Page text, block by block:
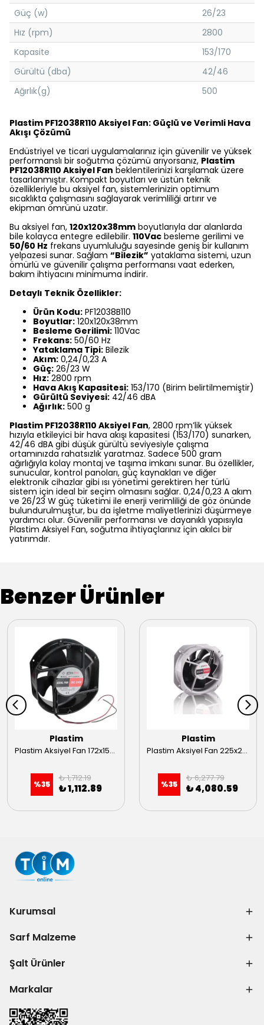
Güç (w)
26/23
Hız (rpm)
2800
Kapasite
153/170
Gürültü (dba)
42/46
Ağırlık(g)
500
Plastim PF12038R110 Aksiyel Fan: Güçlü ve Verimli Hava
Akışı Çözümü
Endüstriyel ve ticari uygulamalarınız için güvenilir ve yüksek
performanslı bir soğutma çözümü arıyorsanız, Plastim
PF12038R110 Aksiyel Fan beklentilerinizi karşılamak üzere
tasarlanmıştır. Kompakt boyutları ve üstün teknik
özellikleriyle bu aksiyel fan, sistemlerinizin optimum
sıcaklıkta çalışmasını sağlayarak verimliliği artırır ve
ekipman ömrünü uzatır.
Bu aksiyel fan, 120x120x38mm boyutlarıyla dar alanlarda
bile kolayca entegre edilebilir. 110Vac besleme gerilimi ve
50/60 Hz frekans uyumluluğu sayesinde geniş bir kullanım
yelpazesi sunar. Sağlam “Bilezik” yataklama sistemi, uzun
ömürlü ve güvenilir çalışma performansı vaat ederken,
bakım ihtiyacını minimuma indirir.
Detaylı Teknik Özellikler:
Ürün Kodu: PF12038B110
Boyutlar: 120x120x38mm
Besleme Gerilimi: 110Vac
Frekans: 50/60 Hz
Yataklama Tipi: Bilezik
Akım: 0,24/0,23 A
Güç: 26/23 W
Hız: 2800 rpm
Hava Akış Kapasitesi: 153/170 (Birim belirtilmemiştir)
Gürültü Seviyesi: 42/46 dBA
Ağırlık: 500 g
Plastim PF12038R110 Aksiyel Fan, 2800 rpm’lik yüksek
hızıyla etkileyici bir hava akışı kapasitesi (153/170) sunarken,
42/46 dBA gibi düşük gürültü seviyesiyle çalışma
ortamınızda rahatsızlık yaratmaz. Sadece 500 gram
ağırlığıyla kolay montaj ve taşıma imkanı sunar. Bu özellikler,
sunucular, kontrol panoları, güç kaynakları ve diğer
elektronik cihazlar gibi ısı yönetimi gerektiren her türlü
sistem için ideal bir seçim olmasını sağlar. 0,24/0,23 A akım
ve 26/23 W güç tüketimi ile enerji verimliliği de göz önünde
bulundurulmuştur, bu da işletme maliyetlerinizi düşürmeye
yardımcı olur. Güvenilir performansı ve dayanıklı yapısıyla
Plastim Aksiyel Fan, soğutma ihtiyaçlarınız için akılcı bir
yatırımdır.
Benzer Ürünler
Plastim
Plastim Aksiyel Fan 172x150x51mm 24VDC Rulmanlı
%35
₺ 1,712.19
₺ 1,112.89
Plastim
Plastim Aksiyel Fan 225x225x80mm 230VAC Rulmanlı
%35
₺ 6,277.79
₺ 4,080.59
Kurumsal
Sarf Malzeme
Şalt Ürünler
Markalar